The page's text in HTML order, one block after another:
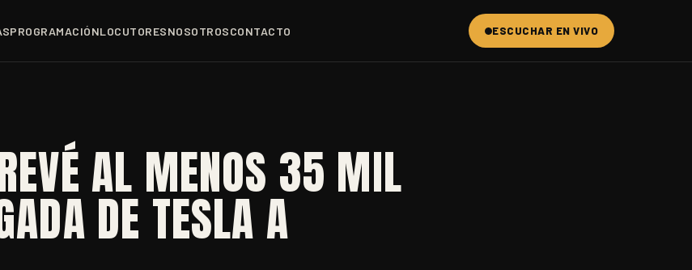
PROGRAMACIÓNLOCUTORESNOSOTROSCONTACTO ESCUCHAR EN VIVO
AL MENOS 35 MIL
DE TESLA A